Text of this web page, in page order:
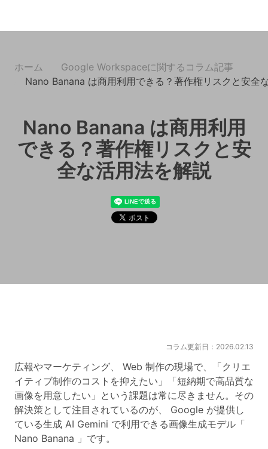
ホーム
Google Workspaceに関するコラム記事
Nano Banana は商用利用できる？著作権リスクと安全
Nano Banana は商用利用
できる？著作権リスクと安
全な活用法を解説
コラム更新日：2026.02.13
広報やマーケティング、 Web 制作の現場で、「クリエ
イティブ制作のコストを抑えたい」「短納期で高品質な
画像を用意したい」という課題は常に尽きません。その
解決策として注目されているのが、 Google が提供し
ている生成 AI Gemini で利用できる画像生成モデル「
Nano Banana 」です。